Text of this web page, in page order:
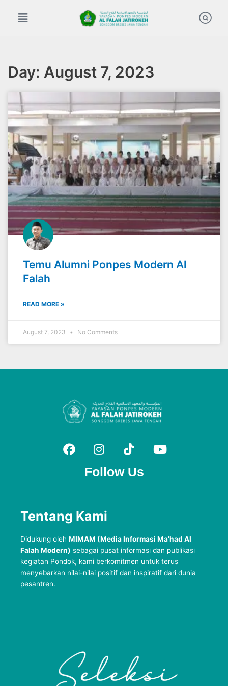
Day: August 7, 2023
Temu Alumni Ponpes Modern Al
Falah
READ MORE »
August 7, 2023 No Comments
Follow Us
Tentang Kami
Didukung oleh MIMAM (Media Informasi Ma’had Al
Falah Modern) sebagai pusat informasi dan publikasi
kegiatan Pondok, kami berkomitmen untuk terus
menyebarkan nilai-nilai positif dan inspiratif dari dunia
pesantren.